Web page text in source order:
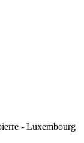
- Luxembourg